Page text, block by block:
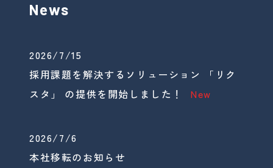
News
2026/7/15
採用課題を解決するソリューション 「リク
スタ」 の提供を開始しました！
New
2026/7/6
本社移転のお知らせ